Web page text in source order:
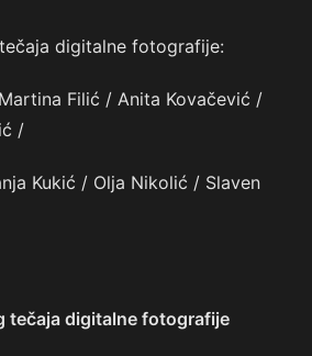
digitalne fotografije:
Filić / Anita Kovačević /
/
Kukić / Olja Nikolić / Slaven
tečaja digitalne fotografije